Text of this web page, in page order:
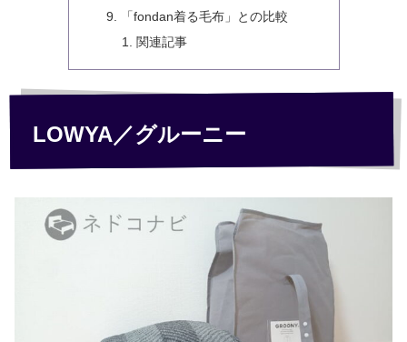
「fondan着る毛布」との比較
関連記事
LOWYA／グルーニー